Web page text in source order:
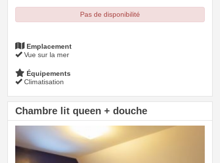
Pas de disponibilité
Emplacement
Vue sur la mer
Équipements
Climatisation
Chambre lit queen + douche
Previous